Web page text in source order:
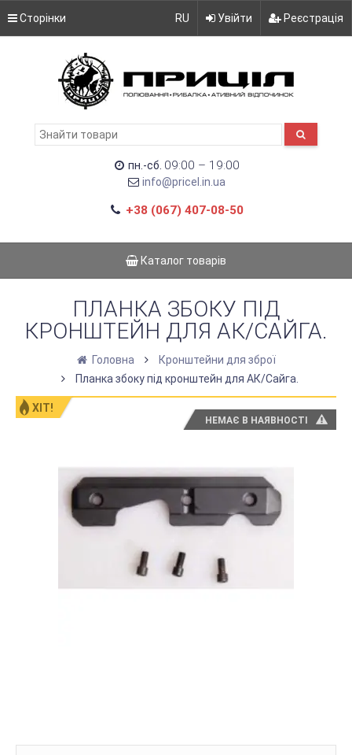
Сторінки RU Увійти Реєстрація
пн.-сб. 09:00 – 19:00
info@pricel.in.ua
+38 (067) 407-08-50
Каталог товарів
ПЛАНКА ЗБОКУ ПІД
КРОНШТЕЙН ДЛЯ АК/САЙГА.
Головна
Кронштейни для зброї
Планка збоку під кронштейн для АК/Сайга.
ХІТ!
НЕМАЄ В НАЯВНОСТІ